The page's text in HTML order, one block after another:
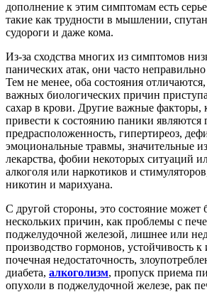
дополнение к этим симптомам есть
такие как трудности в мышлении,
судороги и даже кома.
Из-за сходства многих из симптомов
панических атак, они часто
Тем не менее, оба состояния
важных биологических причин
сахар в крови. Другие важные факторы,
привести к состоянию паники являются
предрасположенность, гипертиреоз,
эмоциональные травмы, значительные
лекарства, фобии некоторых ситуаций
алкоголя или наркотиков и
никотин и марихуана.
С другой стороны, это состояние может
нескольких причин, как проблемы с
поджелудочной железой, лишнее или
производство гормонов, устойчивость к
почечная недостаточность,
диабета, алкоголизм, пропуск приема
опухоли в поджелудочной железе, рак